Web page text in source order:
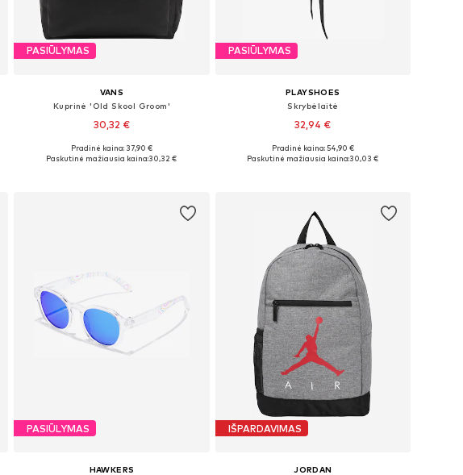
PASIŪLYMAS
VANS
Kuprinė 'Old Skool Groom'
30,32 €
Galimi dydžiai: One Size
Pradinė kaina: 37,90 €
Paskutinė mažiausia kaina:30,32 €
PASIŪLYMAS
PLAYSHOES
Skrybėlaitė
32,94 €
Galimi dydžiai: 48-52
Pradinė kaina: 54,90 €
Paskutinė mažiausia kaina:30,03 €
PASIŪLYMAS
HAWKERS
IŠPARDAVIMAS
JORDAN